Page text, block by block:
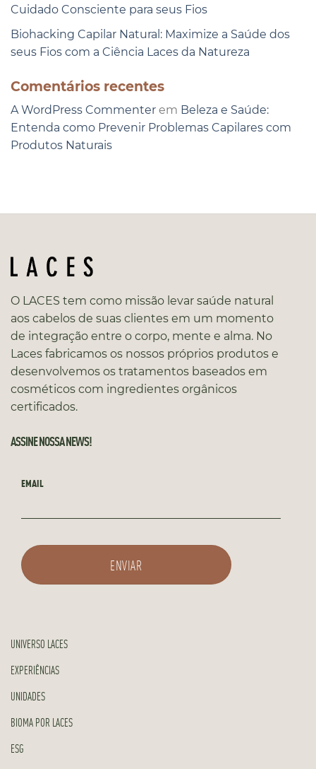
Cuidado Consciente para seus Fios
Biohacking Capilar Natural: Maximize a Saúde dos
seus Fios com a Ciência Laces da Natureza
Comentários recentes
A WordPress Commenter em Beleza e Saúde:
Entenda como Prevenir Problemas Capilares com
Produtos Naturais
O LACES tem como missão levar saúde natural
aos cabelos de suas clientes em um momento
de integração entre o corpo, mente e alma. No
Laces fabricamos os nossos próprios produtos e
desenvolvemos os tratamentos baseados em
cosméticos com ingredientes orgânicos
certificados.
ASSINE NOSSA NEWS!
EMAIL
UNIVERSO LACES
EXPERIÊNCIAS
UNIDADES
BIOMA POR LACES
ESG